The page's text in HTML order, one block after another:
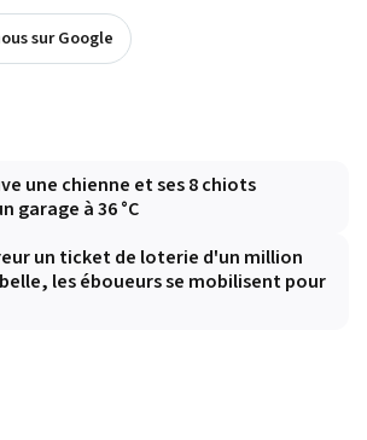
sur Google
une chienne et ses 8 chiots
garage à 36 °C
un ticket de loterie d'un million
les éboueurs se mobilisent pour